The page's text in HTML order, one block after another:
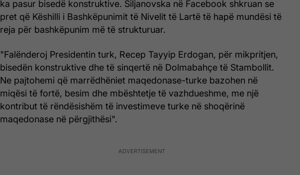
ka pasur bisedë konstruktive. Siljanovska në Facebook shkruan se
pret që Këshilli i Bashkëpunimit të Nivelit të Lartë të hapë mundësi të
reja për bashkëpunim më të strukturuar.
"Falënderoj Presidentin turk, Recep Tayyip Erdogan, për mikpritjen,
bisedën konstruktive dhe të sinqertë në Dolmabahçe të Stambollit.
Ne pajtohemi që marrëdhëniet maqedonase-turke bazohen në
miqësi të fortë, besim dhe mbështetje të vazhdueshme, me një
kontribut të rëndësishëm të investimeve turke në shoqërinë
maqedonase në përgjithësi".